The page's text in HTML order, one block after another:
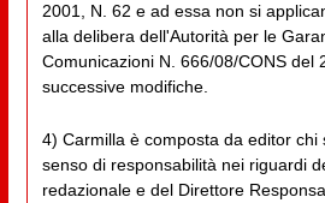
2001, N. 62 e ad essa non si
alla delibera dell'Autorità per le
Comunicazioni N. 666/08/CONS del
successive modifiche.
4) Carmilla è composta da editor chi
senso di responsabilità nei riguardi
redazionale e del Direttore